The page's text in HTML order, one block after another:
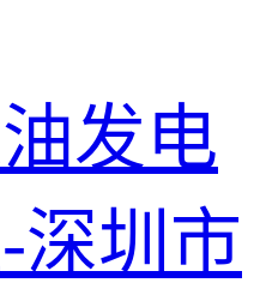
发电
深圳市